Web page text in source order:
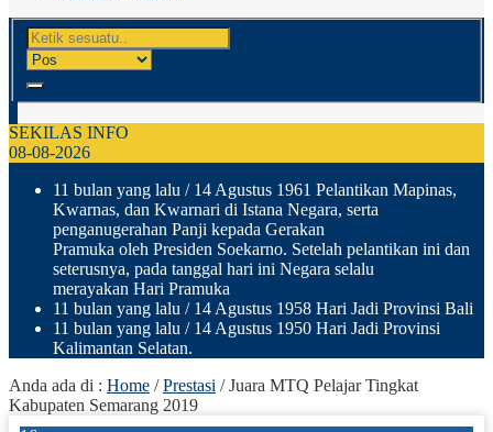
SEKILAS INFO
08-08-2026
11 bulan yang lalu / 14 Agustus 1961 Pelantikan Mapinas,
Kwarnas, dan Kwarnari di Istana Negara, serta
penganugerahan Panji kepada Gerakan
Pramuka oleh Presiden Soekarno. Setelah pelantikan ini dan
seterusnya, pada tanggal hari ini Negara selalu
merayakan Hari Pramuka
11 bulan yang lalu / 14 Agustus 1958 Hari Jadi Provinsi Bali
11 bulan yang lalu / 14 Agustus 1950 Hari Jadi Provinsi
Kalimantan Selatan.
Anda ada di : Home /Prestasi /Juara MTQ Pelajar Tingkat
Kabupaten Semarang 2019